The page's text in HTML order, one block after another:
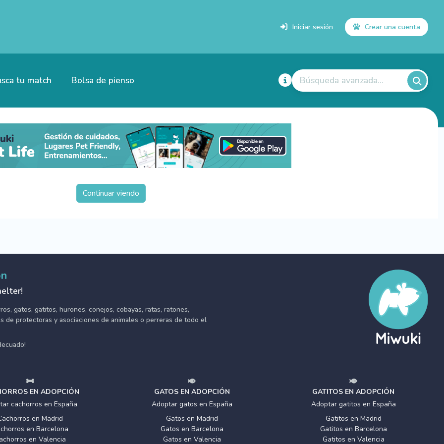
Iniciar sesión Crear una cuenta
tu match Bolsa de pienso Búsqueda avanzada...
Continuar viendo
gatos, gatitos, hurones, conejos, cobayas, ratas, ratones,
de protectoras y asociaciones de animales o perreras de todo el
EN ADOPCIÓN
cachorros en España
en Madrid
en Barcelona
en Valencia
GATOS EN ADOPCIÓN
Adoptar gatos en España
Gatos en Madrid
Gatos en Barcelona
Gatos en Valencia
GATITOS EN ADOPCIÓN
Adoptar gatitos en España
Gatitos en Madrid
Gatitos en Barcelona
Gatitos en Valencia